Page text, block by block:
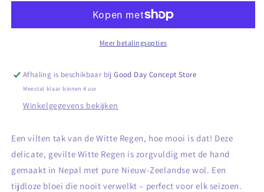
Meer betalingsopties
Afhaling is beschikbaar bijGood Day Concept Store
Meestal klaar binnen 4 uur
Winkelgegevens bekijken
Een vilten tak van de Witte Regen, hoe mooi is dat! Deze
delicate, gevilte Witte Regen is zorgvuldig met de hand
gemaakt in Nepal met pure Nieuw-Zeelandse wol. Een
tijdloze bloei die nooit verwelkt – perfect voor elk seizoen.